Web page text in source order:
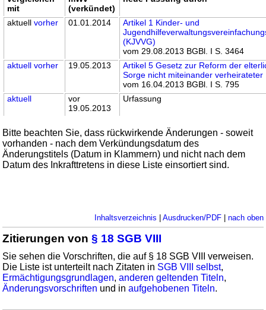
mit
(verkündet)
aktuellvorher 01.01.2014
Artikel 1 Kinder- und
(KJVVG)
vom 29.08.2013 BGBl. I S. 3464
aktuell vorher 19.05.2013
Artikel 5 Gesetz zur Reform der
Sorge nicht miteinander verheirateter
vom 16.04.2013 BGBl. I S. 795
aktuell
vor
19.05.2013
Urfassung
Bitte beachten Sie, dass rückwirkende Änderungen - soweit
vorhanden - nach dem Verkündungsdatum des
Änderungstitels (Datum in Klammern) und nicht nach dem
Datum des Inkrafttretens in diese Liste einsortiert sind.
Inhaltsverzeichnis | Ausdrucken/PDF| nach oben
Zitierungen von§ 18 SGB VIII
Sie sehen die Vorschriften, die auf § 18 SGB VIII verweisen.
Die Liste ist unterteilt nach Zitaten in SGB VIII selbst,
Ermächtigungsgrundlagen,anderen geltenden Titeln,
Änderungsvorschriften und inaufgehobenen Titeln.